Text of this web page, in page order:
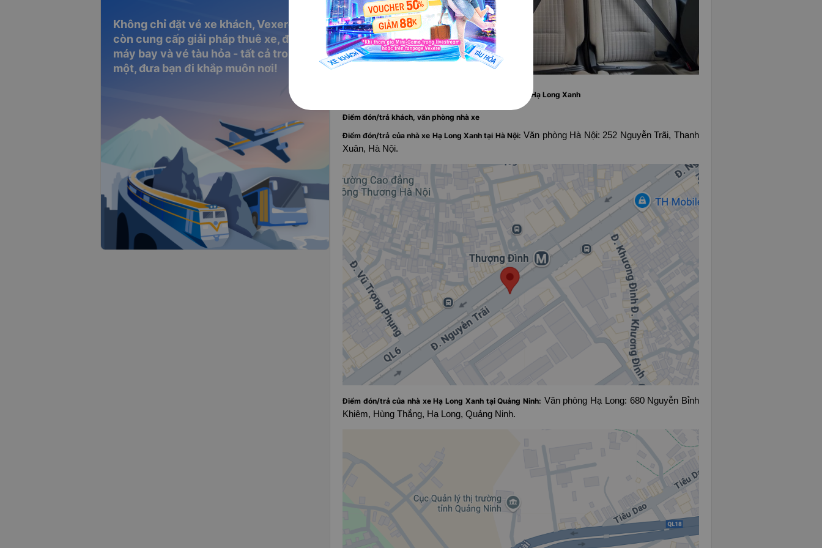
Không chỉ đặt vé xe khách, Vexere
còn cung cấp giải pháp thuê xe, đặt vé
máy bay và vé tàu hỏa - tất cả trong
một, đưa bạn đi khắp muôn nơi!
Số điện thoại, địa chỉ và các điểm đón/trả của nhà xe Hạ Long Xanh
Điểm đón/trả khách, văn phòng nhà xe
Điểm đón/trả của nhà xe Hạ Long Xanh tại Hà Nội: Văn phòng Hà Nội: 252 Nguyễn Trãi, Thanh
Xuân, Hà Nội.
Điểm đón/trả của nhà xe Hạ Long Xanh tại Quảng Ninh: Văn phòng Hạ Long: 680 Nguyễn Bỉnh
Khiêm, Hùng Thắng, Hạ Long, Quảng Ninh.